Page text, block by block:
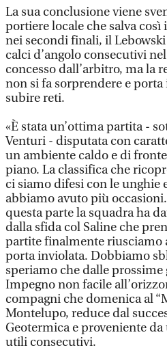
La sua conclusione viene
portiere locale che salva
nei secondi finali, il
calci d’angolo consecutivi
concesso dall’arbitro, ma la
non si fa sorprendere e porta
subire reti.
«È stata un’ottima partita -
Venturi - disputata con
un ambiente caldo e di
piano. La classifica che
ci siamo difesi con le unghie
abbiamo avuto più
questa parte la squadra ha
dalla sfida col Saline che
partite finalmente riusciamo
porta inviolata. Dobbiamo
speriamo che dalle prossime
Impegno non facile
compagni che domenica al
Montelupo, reduce dal
Geotermica e proveniente
utili consecutivi.